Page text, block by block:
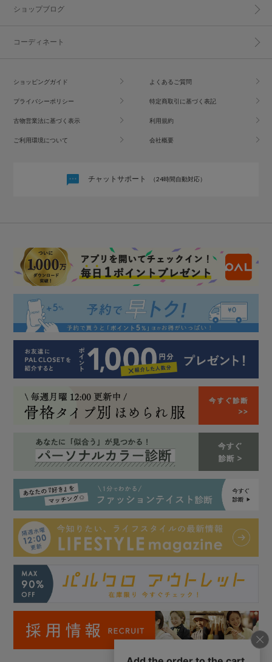
ショップブログ
コーディネート
ショッピングガイド よくあるご質問
プライバシーポリシー 特定商取引に基づく表記
古物営業法に基づく表示 利用規約
ご利用環境について 会社概要
チャットサポート （24時間自動対応）